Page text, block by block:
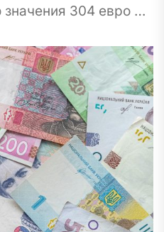
304 евро до